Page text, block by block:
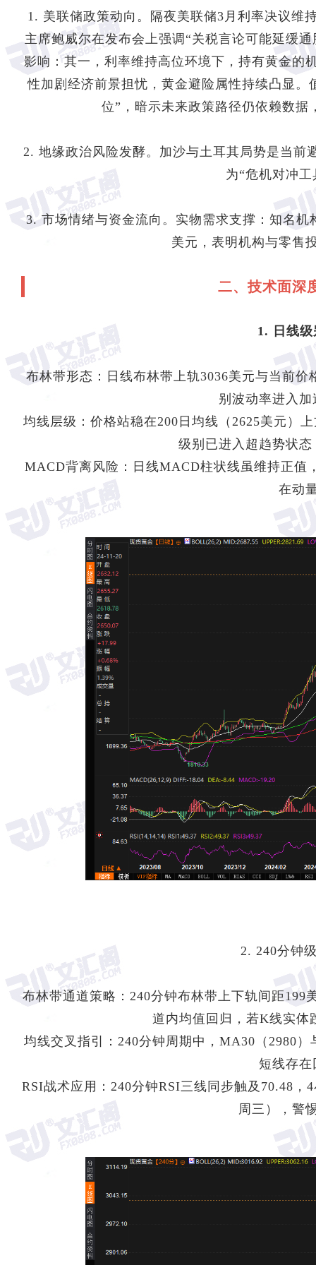
1. 美联储政策动向。隔夜美联储3月利率决议维
主席鲍威尔在发布会上强调“关税言论可能延缓
影响：其一，利率维持高位环境下，持有黄金的
性加剧经济前景担忧，黄金避险属性持续凸显
位”，暗示未来政策路径仍依赖数
2. 地缘政治风险发酵。加沙与土耳其局势是当前
为“危机对冲
3. 市场情绪与资金流向。实物需求支撑：知名
美元，表明机构与零售
二、技术面深
1. 日线
布林带形态：日线布林带上轨3036美元与当前
别波动率进入
均线层级：价格站稳在200日均线（2625美元）
级别已进入超趋势状
MACD背离风险：日线MACD柱状线虽维持正值
在动
2. 240分钟
布林带通道策略：240分钟布林带上下轨间距199
道内均值回归，若K线实体
均线交叉指引：240分钟周期中，MA30（2980
短线存在
RSI战术应用：240分钟RSI三线同步触及70.48
周三），警